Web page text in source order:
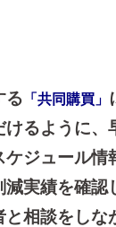
る 「共同購買 」
けるように、
ケジュール情
減実績を確認
と相談をしな